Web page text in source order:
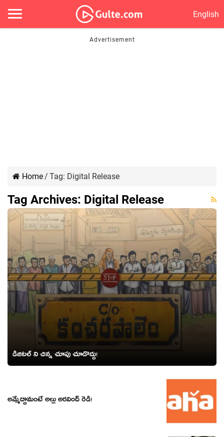
English
Home/ Tag: Digital Release
Tag Archives: Digital Release
డిజిటల్ ని చిన్న చూపు చూడొద్దు!
అమ్మేద్దామంటే అల్లు అరవింద్ రెడీ!